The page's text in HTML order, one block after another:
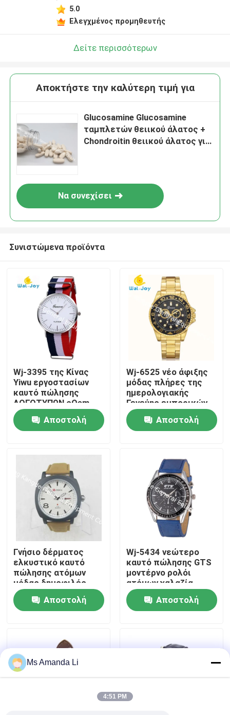
Σπίτι
Περίπου εμείς
Γύρος εργοστασίων
Ποιοτικός έλεγχος
Μας ελάτε σε επαφή με
Ειδήσεις
Περιπτώσεις
Ζητήστε ένα απόσπασμα
5.0
Ελεγχμένος προμηθευτής
Δείτε περισσότερων
Αποκτήστε την καλύτερη τιμή για
Glucosamine Glucosamine
ταμπλετών θειικού άλατος +
Chondroitin θειικού άλατος για
Να συνεχίσει
Συνιστώμενα προϊόντα
Wj-3395 της Κίνας
Yiwu εργοστασίων
καυτό πώλησης
ΛΟΓΟΤΥΠΩΝ cOem
πλεκτό ρολόι άτομο
προωθητικό
WristWatch ρολογιών
Αποστολή
Wj-6525 νέο άφιξης
μόδας πλήρες της
ημερολογιακής
Γενεύης εμπορικών
σημάτων ρολόι
ατόμων ανοξείδωτου
πίσω
Αποστολή
Γνήσιο δέρματος
ελκυστικό καυτό
πώλησης ατόμων
μόδας δημοφιλές
ρολόι δέρματος wj-
3397 Womage
Αποστολή
Wj-5434 νεώτερο
καυτό πώλησης GTS
μοντέρνο ρολόι
ατόμων χαλαζία
ζωνών δέρματος
ανοξείδωτου πίσω
Αποστολή
Ms Amanda Li
4:51 PM